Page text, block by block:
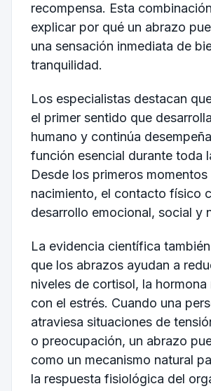
recompensa. Esta
explicar por qué un abrazo
una sensación inmediata de
tranquilidad.
Los especialistas destacan
el primer sentido que
humano y continúa
función esencial durante toda
Desde los primeros
nacimiento, el contacto físico
desarrollo emocional, social y
La evidencia científica
que los abrazos ayudan a
niveles de cortisol, la hormona
con el estrés. Cuando una
atraviesa situaciones de
o preocupación, un abrazo
como un mecanismo natural
la respuesta fisiológica del